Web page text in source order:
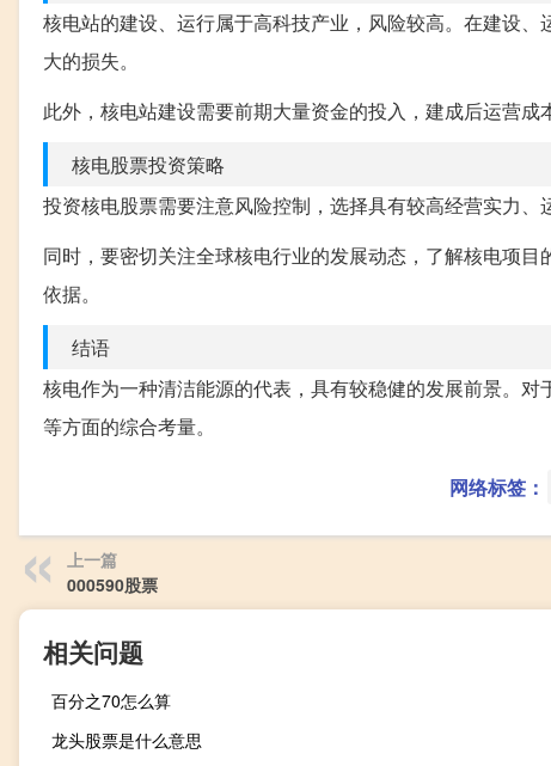
核电站的建设、运行属于高科技产业，风险较高。在建设
大的损失。
此外，核电站建设需要前期大量资金的投入，建成后运营成
核电股票投资策略
投资核电股票需要注意风险控制，选择具有较高经营实力、
同时，要密切关注全球核电行业的发展动态，了解核电项
依据。
结语
核电作为一种清洁能源的代表，具有较稳健的发展前景。
等方面的综合考量。
网络标签：
上一篇
000590股票
相关问题
百分之70怎么算
龙头股票是什么意思